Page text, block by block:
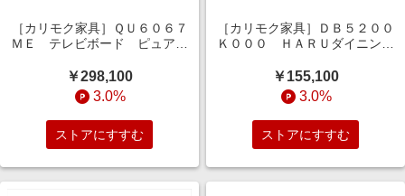
［カリモク家具］ＱＵ６０６７
ＭＥ テレビボード ピュアオ
￥298,100
3.0%
ストアにすすむ
［カリモク家具］ＤＢ５２００
Ｋ０００ ＨＡＲＵダイニング
ラウン
￥155,100
3.0%
ストアにすすむ